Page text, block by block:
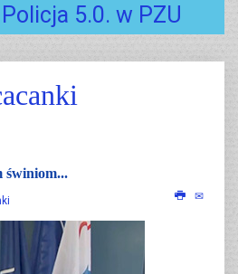
5.0. w PZU
świniom...